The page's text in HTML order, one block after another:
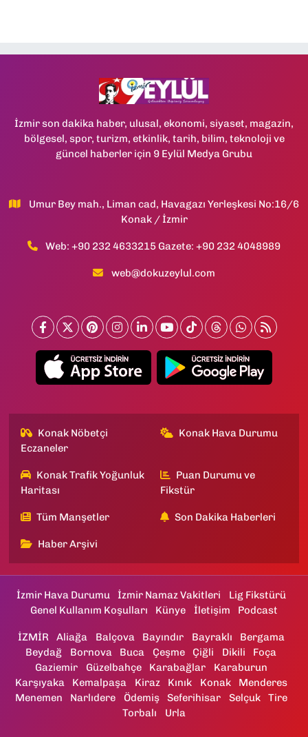
İzmir son dakika haber, ulusal, ekonomi, siyaset, magazin,
bölgesel, spor, turizm, etkinlik, tarih, bilim, teknoloji ve
güncel haberler için 9 Eylül Medya Grubu
Umur Bey mah., Liman cad, Havagazı Yerleşkesi No:16/6
Konak / İzmir
Web: +90 232 4633215 Gazete: +90 232 4048989
web@dokuzeylul.com
Konak Nöbetçi
Eczaneler
Konak Hava Durumu
Konak Trafik Yoğunluk
Haritası
Puan Durumu ve
Fikstür
Tüm Manşetler Son Dakika Haberleri
Haber Arşivi
İzmir Hava Durumu İzmir Namaz Vakitleri
Lig Fikstürü
Genel Kullanım Koşulları
Künye İletişim Podcast
İZMİR Aliağa Balçova Bayındır Bayraklı
Bergama
Beydağ
Bornova Buca Çeşme Çiğli Dikili
Foça
Gaziemir
Güzelbahçe Karabağlar
Karaburun
Karşıyaka
Kemalpaşa Kiraz Kınık Konak
Menderes
Menemen
Narlıdere Ödemiş Seferihisar Selçuk
Tire
Torbalı
Urla